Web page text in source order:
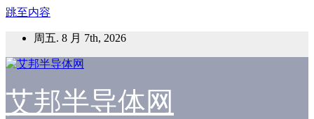
跳至内容
周五. 8 月 7th, 2026
艾邦半导体网